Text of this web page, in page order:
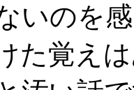
いのを
た覚え